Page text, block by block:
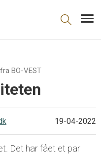
BO-VEST
19-04-2022
Det har fået et par